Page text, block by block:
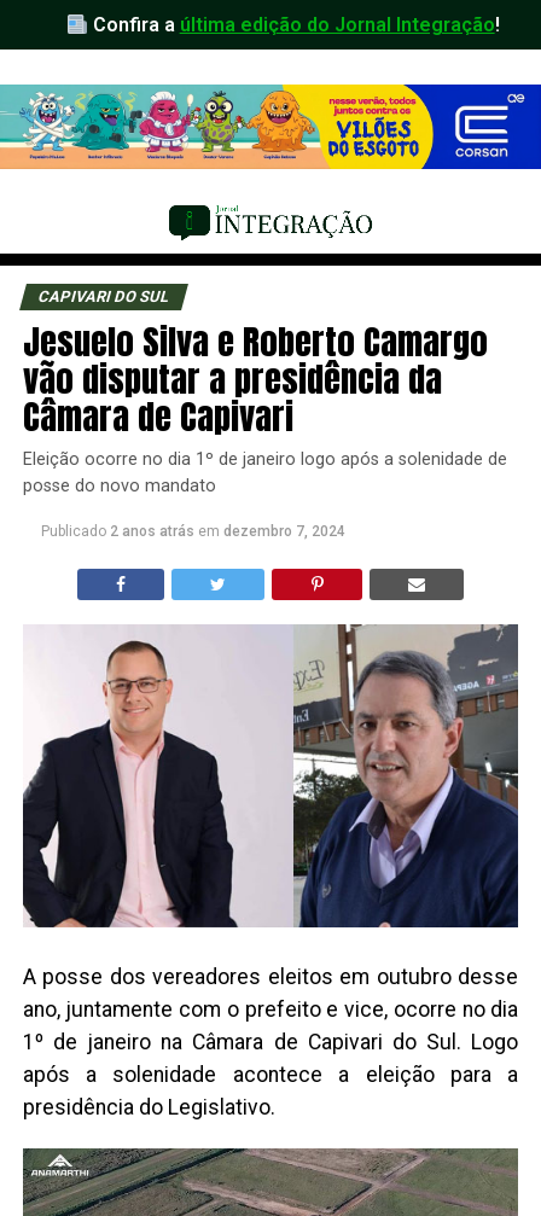
Confira a última edição do Jornal Integração!
CAPIVARI DO SUL
Jesuelo Silva e Roberto Camargo
vão disputar a presidência da
Câmara de Capivari
Eleição ocorre no dia 1º de janeiro logo após a solenidade de
posse do novo mandato
Publicado 2 anos atrás em dezembro 7, 2024
A posse dos vereadores eleitos em outubro desse
ano, juntamente com o prefeito e vice, ocorre no dia
1º de janeiro na Câmara de Capivari do Sul. Logo
após a solenidade acontece a eleição para a
presidência do Legislativo.